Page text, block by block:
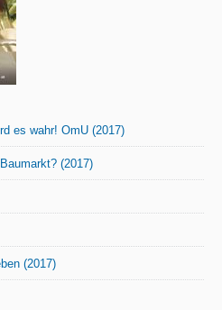
es wahr! OmU (2017)
(2017)
(2017)